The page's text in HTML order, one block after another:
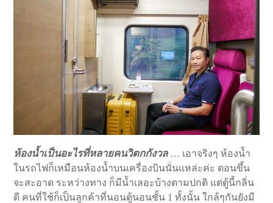
ห้องน้ำเป็นอะไรที่หลายคนวิตกกังวล… เอาจริงๆ ห้องน้ำ
ในรถไฟก็เหมือนห้องน้ำบนเครื่องบินนั่นแหล่ะค่ะ ตอนขึ้น
จะสะอาด ระหว่างทาง ก็มีน้ำเลอะบ้างตามปกติ แต่ตู้นี้กลิ่น
ดี คนที่ใช้ก็เป็นลูกค้าที่นอนตู้นอนชั้น 1 ทั้งนั้น ใกล้ๆกันยังมี